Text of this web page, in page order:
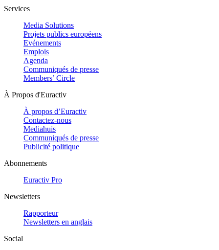
Services
Media Solutions
Projets publics européens
Evénements
Emplois
Agenda
Communiqués de presse
Members’ Circle
À Propos d'Euractiv
À propos d’Euractiv
Contactez-nous
Mediahuis
Communiqués de presse
Publicité politique
Abonnements
Euractiv Pro
Newsletters
Rapporteur
Newsletters en anglais
Social